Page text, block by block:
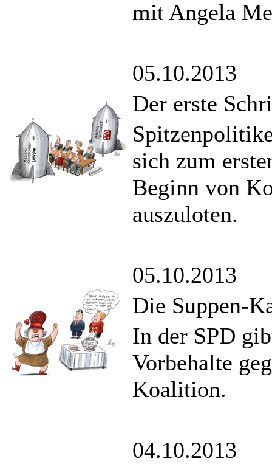
mit Angela
05.10.2013
Der erste
sich zum
Beginn von
auszuloten.
05.10.2013
Die Suppen-
In der SPD
Vorbehalte
Koalition.
04.10.2013